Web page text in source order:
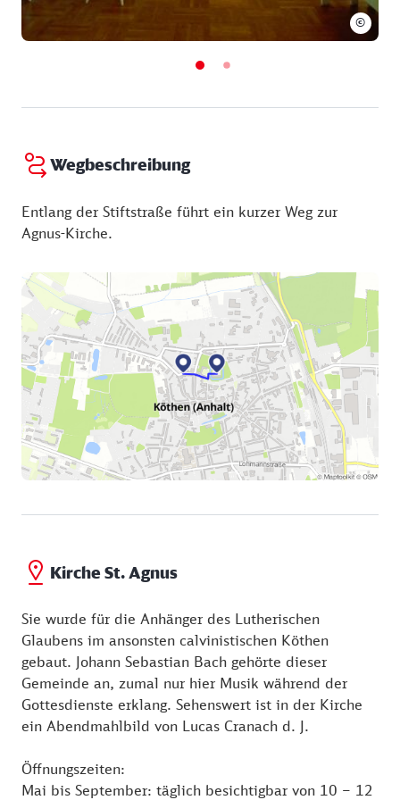
entstanden unter anderem die berühmten
„Brandenburgischen Konzerte“ und die Sammlung
©
Wegbeschreibung
Entlang der Stiftstraße führt ein kurzer Weg zur
Agnus-Kirche.
Kirche St. Agnus
Sie wurde für die Anhänger des Lutherischen
Glaubens im ansonsten calvinistischen Köthen
gebaut. Johann Sebastian Bach gehörte dieser
Gemeinde an, zumal nur hier Musik während der
Gottesdienste erklang. Sehenswert ist in der Kirche
ein Abendmahlbild von Lucas Cranach d. J.
Öffnungszeiten:
Mai bis September: täglich besichtigbar von 10 – 12